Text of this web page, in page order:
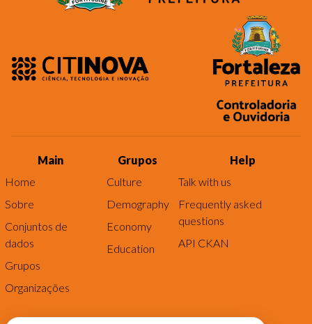
Main
Home
Sobre
Conjuntos de
dados
Grupos
Organizações
Grupos
Culture
Demography
Economy
Education
Help
Talk with us
Frequently asked
questions
API CKAN